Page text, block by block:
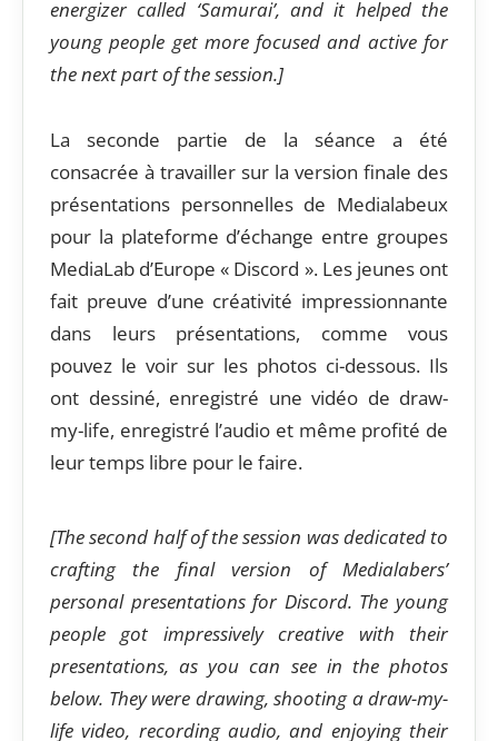
energizer called ‘Samurai’, and it helped the
young people get more focused and active for
the next part of the session.]
La seconde partie de la séance a été
consacrée à travailler sur la version finale des
présentations personnelles de Medialabeux
pour la plateforme d’échange entre groupes
MediaLab d’Europe « Discord ». Les jeunes ont
fait preuve d’une créativité impressionnante
dans leurs présentations, comme vous
pouvez le voir sur les photos ci-dessous. Ils
ont dessiné, enregistré une vidéo de draw-
my-life, enregistré l’audio et même profité de
leur temps libre pour le faire.
[The second half of the session was dedicated to
crafting the final version of Medialabers’
personal presentations for Discord. The young
people got impressively creative with their
presentations, as you can see in the photos
below. They were drawing, shooting a draw-my-
life video, recording audio, and enjoying their